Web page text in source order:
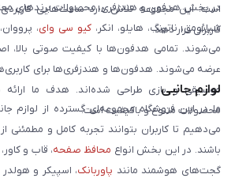
است. این مجموعه تلاش دارد ساعت‌هایی کاربردی
کاربران قرار دهد.
در بخش هدفون و هندزفری، محصولات برندهای
شیائومی، ناتینگ، هایلو، انکر، کیو سی وای،
می‌شوند. تمامی هدفون‌ها با کیفیت صوتی بالا،
عرضه می‌شوند. هدفون‌ها و هندزفری‌ها برای
موسیقی و بازی طراحی شده‌اند. هدف ما ارائه
محصولات متنوع و باکیفیت است.
لوازم جانبی
ما در این فروشگاه مجموعه‌ای گسترده از لوازم
می‌دهیم تا کاربران بتوانند تجربه کامل و مطمئنی
باشند. در این بخش انواع محافظ صفحه، قاب و
گجت‌های هوشمند مانند پاوربانک، اسپیکر و